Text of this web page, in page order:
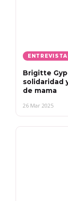
Brigitte
solidaridad
de mama
26 Mar 2025